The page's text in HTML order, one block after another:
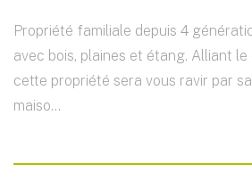
Propriété familiale depuis 4
avec bois, plaines et étang. Alliant
cette propriété sera vous ravir par
maiso...